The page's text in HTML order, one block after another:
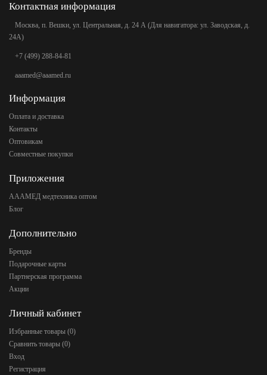
Контактная информация
Москва, п. Вешки, ул. Центральная, д. 24 А (Для навигатора: ул. Заводская, д.
24А)
+7 (499) 288-84-81
aaamed@aaamed.ru
Информация
Оплата и доставка
Контакты
Оптовикам
Совместные покупки
Приложения
АААМЕД медтехника оптом
Блог
Дополнительно
Бренды
Подарочные карты
Партнерская программа
Акции
Личный кабинет
Избранные товары (0)
Сравнить товары (0)
Вход
Регистрация